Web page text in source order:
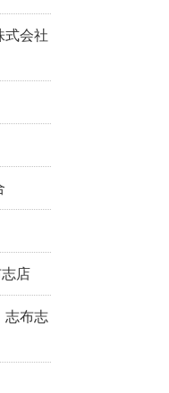
式会社
店
志布志